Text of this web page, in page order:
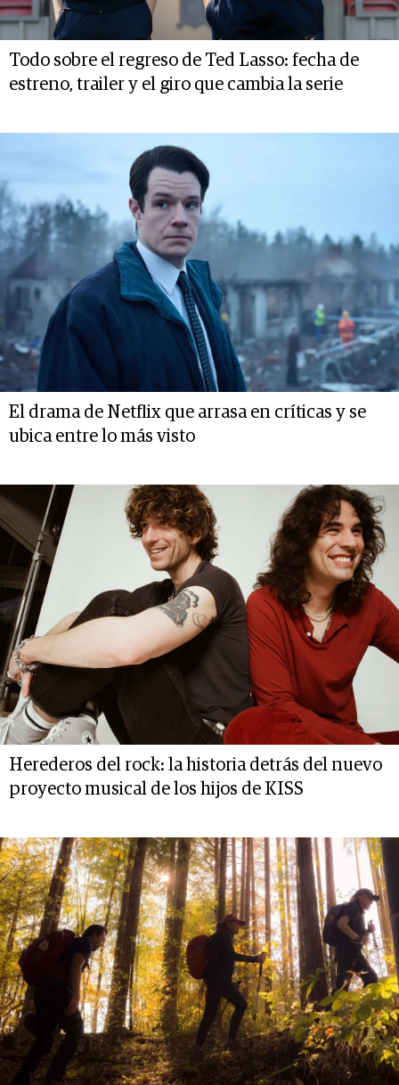
Todo sobre el regreso de Ted Lasso: fecha de
estreno, trailer y el giro que cambia la serie
El drama de Netflix que arrasa en críticas y se
ubica entre lo más visto
Herederos del rock: la historia detrás del nuevo
proyecto musical de los hijos de KISS